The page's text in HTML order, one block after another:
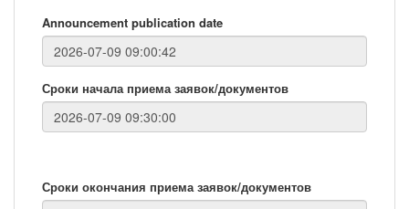
Announcement publication date
Сроки начала приема заявок/документов
Сроки окончания приема заявок/документов